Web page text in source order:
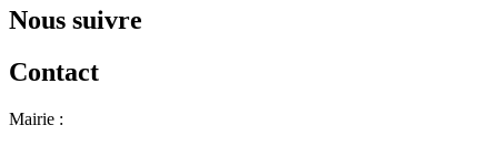
Nous suivre
Contact
Mairie :